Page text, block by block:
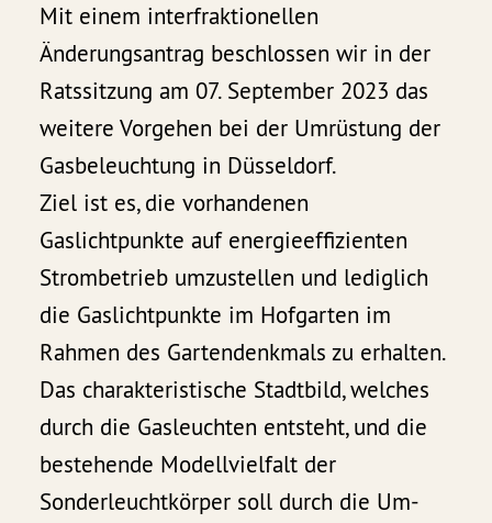
Mit einem interfraktionellen
Änderungsantrag beschlossen wir in der
Ratssitzung am 07. September 2023 das
weitere Vorgehen bei der Umrüstung der
Gasbeleuchtung in Düsseldorf.
Ziel ist es, die vorhandenen
Gaslichtpunkte auf energieeffizienten
Strombetrieb umzustellen und lediglich
die Gaslichtpunkte im Hofgarten im
Rahmen des Gartendenkmals zu erhalten.
Das charakteristische Stadtbild, welches
durch die Gasleuchten entsteht, und die
bestehende Modellvielfalt der
Sonderleuchtkörper soll durch die Um-